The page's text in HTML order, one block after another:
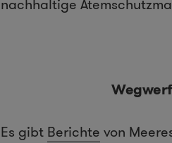
nachhaltige
Es gibt Berichte von